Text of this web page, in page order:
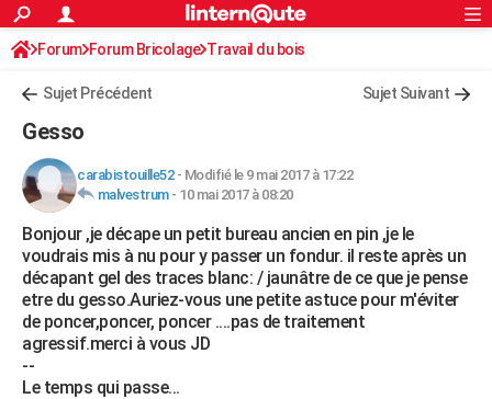
ACTUALITÉS
Politique
Société
Faits Divers
Education
Monde
Villes
+
FINANCE
Retraite
Impôts
Epargne
Immobilier
Risques naturels par ville
Banque
Assurance
Crédit
AUTO
Essais
Réserver un essai
Citadines
Berlines
SUV
Forum auto
+HIGH-TECH
Mobiles
Meilleur smartphone
Internet
Ordinateurs
Jeux vidéo
Guide high-tech
+BRICOLAGE
Forum
Aménagement intérieur
Extérieur
Cuisine
Salle de bains
Jardinage
Rangement
WEEK-END
Guides de France
Escapades
Patrimoine
Expositions
Musées
Week-end nature
+LIFESTYLE
S'inscrire
Connexion
Forum Forum Bricolage Travail du bois
Sujet Précédent Sujet Suivant
Gesso
carabistouille52- Modifié le 9 mai 2017 à 17:22
malvestrum- 10 mai 2017 à 08:20
Bonjour ,je décape un petit bureau ancien en pin ,je le
voudrais mis à nu pour y passer un fondur. il reste après un
décapant gel des traces blanc: / jaunâtre de ce que je pense
etre du gesso.Auriez-vous une petite astuce pour m'éviter
de poncer,poncer, poncer ....pas de traitement
agressif.merci à vous JD
--
Le temps qui passe...